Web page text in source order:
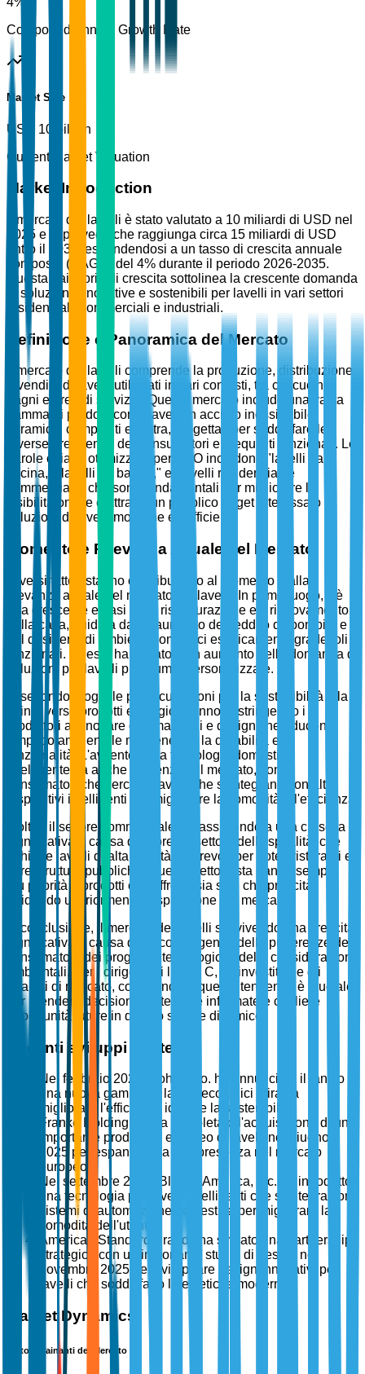
Compound Annual Growth Rate
Market Size
USD 10 billion
Current Market Valuation
Market Introduction
Il mercato dei lavelli è stato valutato a 10 miliardi di USD nel
2025 e si prevede che raggiunga circa 15 miliardi di USD
entro il 2035, espandendosi a un tasso di crescita annuale
composto (CAGR) del 4% durante il periodo 2026-2035.
Questa traiettoria di crescita sottolinea la crescente domanda
di soluzioni innovative e sostenibili per lavelli in vari settori
residenziali, commerciali e industriali.
Definizione e Panoramica del Mercato
Il mercato dei lavelli comprende la produzione, distribuzione
e vendita di lavelli utilizzati in vari contesti, tra cui cucine,
bagni e aree di servizio. Questo mercato include una vasta
gamma di prodotti come lavelli in acciaio inossidabile,
ceramica, compositi e pietra, progettati per soddisfare le
diverse preferenze dei consumatori e i requisiti funzionali. Le
parole chiave ottimizzate per SEO includono "lavelli da
cucina," "lavelli da bagno," e "lavelli residenziali e
commerciali," che sono fondamentali per migliorare la
visibilità online e attrarre un pubblico target interessato a
soluzioni di lavelli moderne ed efficienti.
Momento e Rilevanza Attuale del Mercato
Diversi fattori stanno contribuendo al momento e alla
rilevanza attuale del mercato dei lavelli. In primo luogo, c'è
una crescente enfasi sulla ristrutturazione e il rinnovamento
della casa, guidata da un aumento del reddito disponibile e
dal desiderio di ambienti domestici esteticamente gradevoli e
funzionali. Questo ha portato a un aumento della domanda di
soluzioni per lavelli premium e personalizzate.
In secondo luogo, le preoccupazioni per la sostenibilità e la
spinta verso prodotti ecologici stanno costringendo i
produttori a innovare con materiali e design che riducono
l'impatto ambientale mantenendo la durabilità e la
funzionalità. L'avvento della tecnologia domestica
intelligente ha anche influenzato il mercato, con i
consumatori che cercano lavelli che si integrano con altri
dispositivi intelligenti per migliorare la comodità e l'efficienza.
Inoltre, il settore commerciale sta assistendo a una crescita
significativa a causa del fiorente settore dell'ospitalità, che
richiede lavelli di alta qualità e durevoli per hotel, ristoranti e
altre strutture pubbliche. Questo settore sta dando sempre
più priorità a prodotti che offrono sia stile che praticità,
guidando ulteriormente l'espansione del mercato.
In conclusione, il mercato dei lavelli sta vivendo una crescita
significativa a causa della convergenza delle preferenze dei
consumatori, dei progressi tecnologici e delle considerazioni
ambientali. Per i dirigenti di livello C, gli investitori e gli
analisti di mercato, comprendere queste tendenze è cruciale
per prendere decisioni strategiche informate e cogliere
opportunità future in questo settore dinamico.
Recenti sviluppi strategici
Nel febbraio 2025, Kohler Co. ha annunciato il lancio di
una nuova gamma di lavelli ecologici mirati a
migliorare l'efficienza idrica e la sostenibilità.
Franke Holding AG ha completato l'acquisizione di un
importante produttore europeo di lavelli nel giugno
2025 per espandere la sua presenza nel mercato
europeo.
Nel settembre 2025, Blanco America, Inc. ha introdotto
una tecnologia per lavelli intelligenti che si integra con i
sistemi di automazione domestica per migliorare la
comodità dell'utente.
American Standard Brands ha svelato una partnership
strategica con un importante studio di design nel
novembre 2025 per sviluppare design innovativi per
lavelli che soddisfano le estetiche moderne.
Market Dynamics
Fattori Trainanti del Mercato